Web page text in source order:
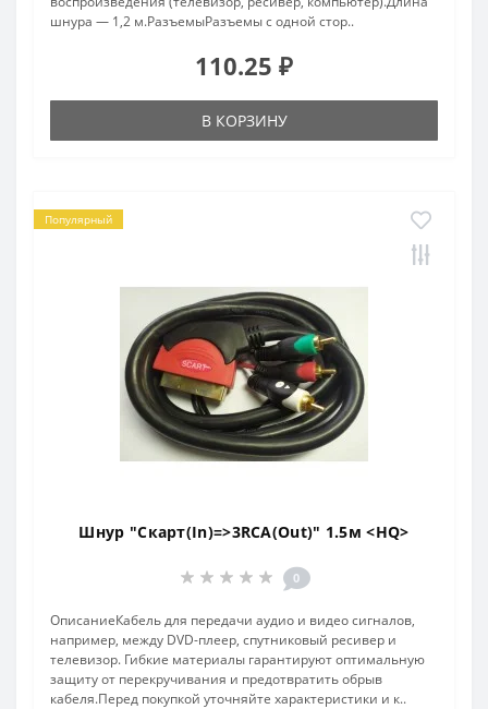
шнура — 1,2 м.РазъемыРазъемы с одной стор..
110.25 ₽
В КОРЗИНУ
Популярный
Шнур "Скарт(In)=>3RCA(Out)" 1.5м <HQ>
0
ОписаниеКабель для передачи аудио и видео сигналов,
например, между DVD-плеер, спутниковый ресивер и
телевизор. Гибкие материалы гарантируют оптимальную
защиту от перекручивания и предотвратить обрыв
кабеля.Перед покупкой уточняйте характеристики и к..